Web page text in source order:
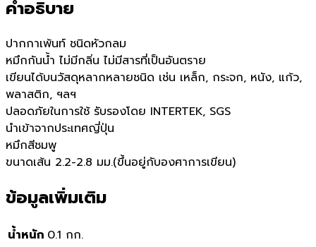
คำอธิบาย
ปากกาเพ้นท์ ชนิดหัวกลม
หมึกกันน้ำ ไม่มีกลิ่น ไม่มีสารที่เป็นอันตราย
เขียนได้บนวัสดุหลากหลายชนิด เช่น เหล็ก, กระจก, หนัง, แก้ว,
พลาสติก, ฯลฯ
ปลอดภัยในการใช้ รับรองโดย INTERTEK, SGS
นำเข้าจากประเทศญี่ปุ่น
หมึกสีชมพู
ขนาดเส้น 2.2-2.8 มม.(ขึ้นอยู่กับองศาการเขียน)
ข้อมูลเพิ่มเติม
น้ำหนัก 0.1 กก.